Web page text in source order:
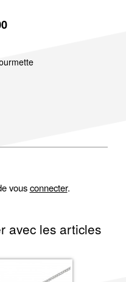
vousconnecter.
avec les articles